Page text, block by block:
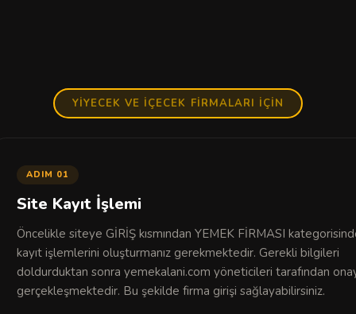
YİYECEK VE İÇECEK FİRMALARI İÇİN
ADIM 01
Site Kayıt İşlemi
Öncelikle siteye GİRİŞ kısmından YEMEK FİRMASI
kayıt işlemlerini oluşturmanız gerekmektedir. Gerekli bilgileri
doldurduktan sonra yemekalani.com yöneticileri tarafından
gerçekleşmektedir. Bu şekilde firma girişi sağlayabilirsiniz.